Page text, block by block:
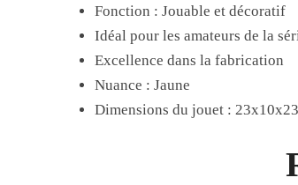
Fonction : Jouable et décoratif
Idéal pour les amateurs de la
Excellence dans la fabrication
Nuance : Jaune
Dimensions du jouet :